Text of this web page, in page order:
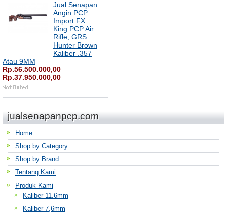
Jual Senapan
Angin PCP
Import FX
King PCP Air
Rifle, GRS
Hunter Brown
Kaliber .357
Atau 9MM
Rp.56.500.000,00
Rp.37.950.000,00
jualsenapanpcp.com
Home
Shop by Category
Shop by Brand
Tentang Kami
Produk Kami
Kaliber 11.6mm
Kaliber 7,6mm